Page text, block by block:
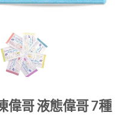
偉哥 液態偉哥 7種